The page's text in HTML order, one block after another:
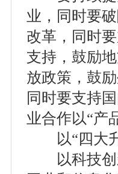
业，同时要
改革，同时
支持，鼓励
放政策，鼓
同时要支持
业合作以“产
以“四大升
以科技创